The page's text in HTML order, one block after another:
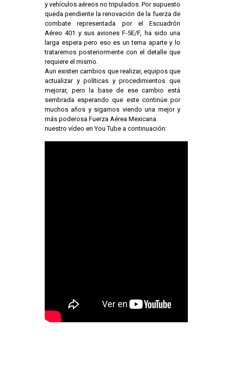
y vehículos aéreos no tripulados. Por supuesto
queda pendiente la renovación de la fuerza de
combate representada por el Escuadrón
Aéreo 401 y sus aviones F-5E/F, ha sido una
larga espera pero eso es un tema aparte y lo
trataremos posteriormente con el detalle que
requiere el mismo.
Aun existen cambios que realizar, equipos que
actualizar y políticas y procedimientos que
mejorar, pero la base de ese cambio está
sembrada esperando que este continúe por
muchos años y sigamos viendo una mejor y
más poderosa Fuerza Aérea Mexicana.
nuestro vídeo en You Tube a continuación: